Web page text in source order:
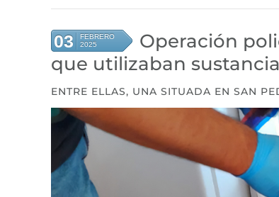
03
FEBRERO
2025
Operación
que utilizaban
ENTRE ELLAS, UNA SITUADA EN SAN